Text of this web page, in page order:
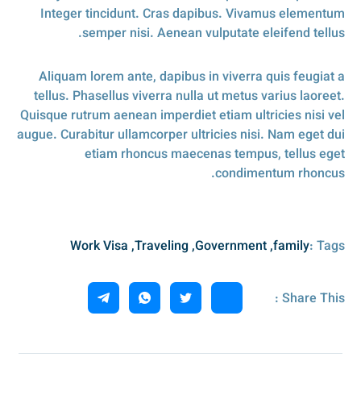
Integer tincidunt. Cras dapibus. Vivamus elementum
semper nisi. Aenean vulputate eleifend tellus.
Aliquam lorem ante, dapibus in viverra quis feugiat a
tellus. Phasellus viverra nulla ut metus varius laoreet.
Quisque rutrum aenean imperdiet etiam ultricies nisi vel
augue. Curabitur ullamcorper ultricies nisi. Nam eget dui
etiam rhoncus maecenas tempus, tellus eget
condimentum rhoncus.
Tags :
family
,
Government
,
Traveling
,
Work Visa
Share This :